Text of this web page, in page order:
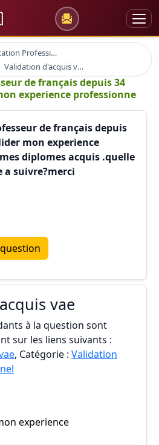
Orientation Professionnelle
Validation d'acquis vae
de français depuis 34
experience professionne
de français depuis
mon experience
diplomes acquis .quelle
a suivre?merci
vae
à la question sont
sur les liens suivants :
, Catégorie : Validation
experience